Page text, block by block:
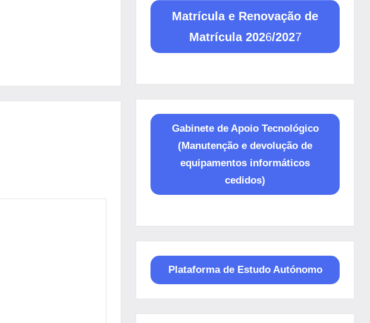
Matrícula e Renovação de
Matrícula 2026/2027
Gabinete de Apoio Tecnológico
(Manutenção e devolução de
equipamentos informáticos
cedidos)
Plataforma de Estudo Autónomo